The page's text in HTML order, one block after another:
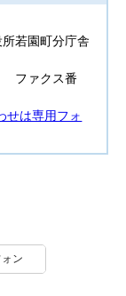
若園町分庁舎
ファクス番
は専用フォ
ン